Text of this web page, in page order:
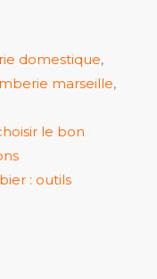
domestique,
marseille,
le bon
: outils